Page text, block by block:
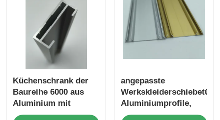
Küchenschrank der
Baureihe 6000 aus
Aluminium mit
extrudiertem
angepasste
Werkskleiderschiebetür
Aluminiumprofile,
Schiebetüren